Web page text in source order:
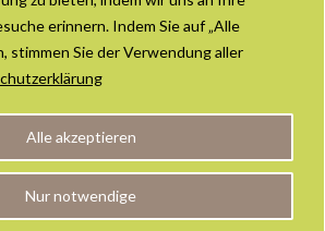
erinnern. Indem Sie auf „Alle
stimmen Sie der Verwendung aller
Nur notwendige
Alle akzeptieren